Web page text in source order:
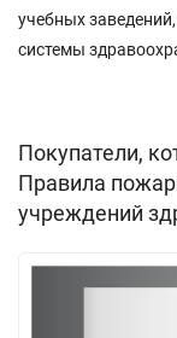
учебных
системы
Покупатели,
Правила
учреждений